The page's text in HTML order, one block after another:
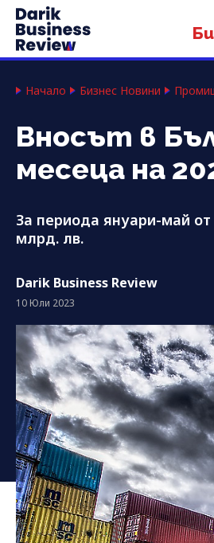
Начало Бизнес Новини
Вносът в
месеца на
За пeриода януари-май от
млрд. лв.
Darik Business Review
10 Юли 2023